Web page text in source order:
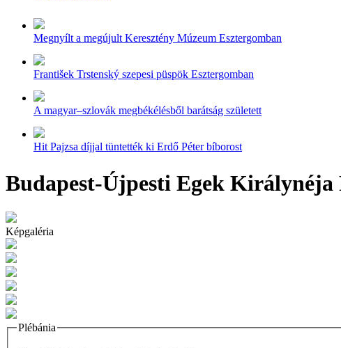
Megnyílt a megújult Keresztény Múzeum Esztergomban
František Trstenský szepesi püspök Esztergomban
A magyar–szlovák megbékélésből barátság született
Hit Pajzsa díjjal tüntették ki Erdő Péter bíborost
Budapest-Újpesti Egek Királynéja
Képgaléria
Plébánia